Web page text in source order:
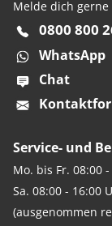
Melde dich
0800 800
WhatsApp
Chat
Service- und
Mo. bis Fr. 08:00
Sa. 08:00 - 16:00
(ausgenommen